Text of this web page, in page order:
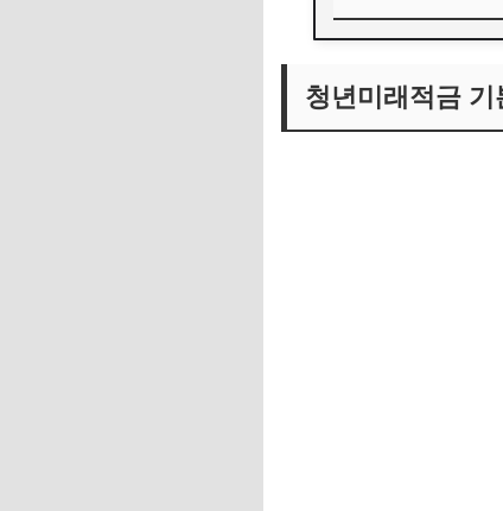
4대 시중은행
청년미래적금 기